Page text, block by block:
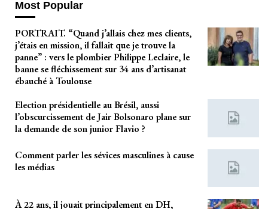
Most Popular
PORTRAIT. “Quand j’allais chez mes clients,
j’étais en mission, il fallait que je trouve la
panne” : vers le plombier Philippe Leclaire, le
banne se fléchissement sur 34 ans d’artisanat
ébauché à Toulouse
Election présidentielle au Brésil, aussi
l’obscurcissement de Jair Bolsonaro plane sur
la demande de son junior Flavio ?
Comment parler les sévices masculines à cause
les médias
À 22 ans, il jouait principalement en DH,